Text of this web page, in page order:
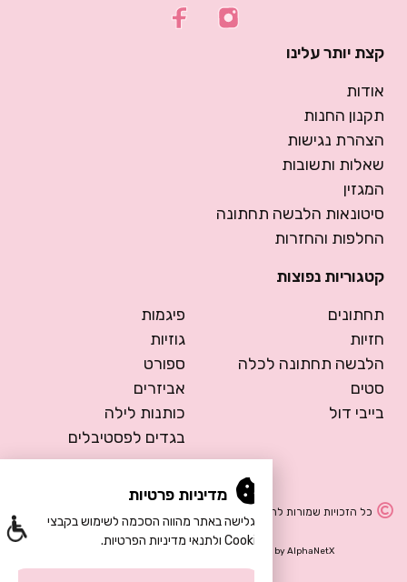
קצת יותר עלינו
אודות
תקנון החנות
הצהרת נגישות
שאלות ותשובות
המגזין
סיטונאות הלבשה תחתונה
החלפות והחזרות
קטגוריות נפוצות
תחתונים
חזיות
הלבשה תחתונה לכלה
סטים
בייבי דול
פיגמות
גוזיות
ספורט
אביזרים
כותנות לילה
בגדים לפסטיבלים
כל הזכויות שמורות להרמוסה – הלבשה תחתונה
Development byAlphaNetX
מדיניות פרטיות
הגלישה באתר מהווה הסכמה לשימוש בקבצי
Cookie ולתנאי מדיניות הפרטיות.